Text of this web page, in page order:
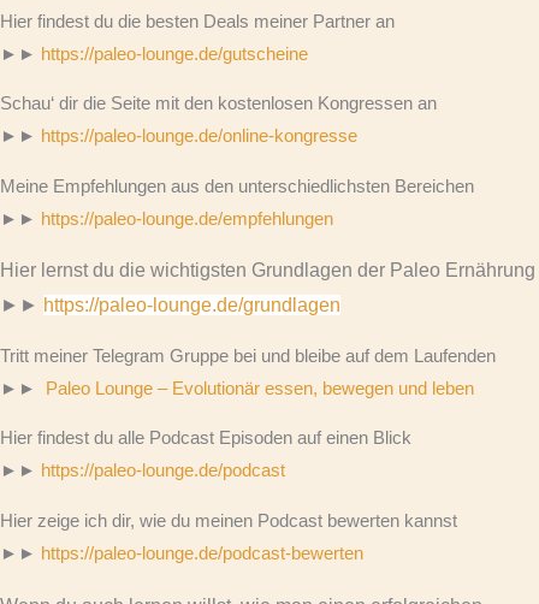
Hier findest du die besten Deals meiner Partner an
►► https://paleo-lounge.de/gutscheine
Schau‘ dir die Seite mit den kostenlosen Kongressen an
►► https://paleo-lounge.de/online-kongresse
Meine Empfehlungen aus den unterschiedlichsten Bereichen
►► https://paleo-lounge.de/empfehlungen
Hier lernst du die wichtigsten Grundlagen der Paleo Ernährung
►► https://paleo-lounge.de/grundlagen
Tritt meiner Telegram Gruppe bei und bleibe auf dem Laufenden
►►
Paleo Lounge – Evolutionär essen, bewegen und leben
Hier findest du alle Podcast Episoden auf einen Blick
►► https://paleo-lounge.de/podcast
Hier zeige ich dir, wie du meinen Podcast bewerten kannst
►► https://paleo-lounge.de/podcast-bewerten